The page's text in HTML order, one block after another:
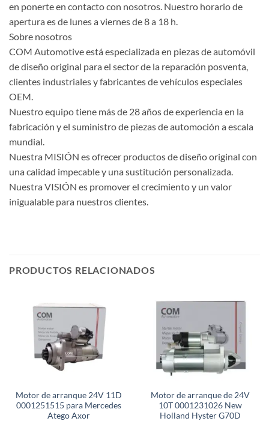
en ponerte en contacto con nosotros. Nuestro horario de
apertura es de lunes a viernes de 8 a 18 h.
Sobre nosotros
COM Automotive está especializada en piezas de automóvil
de diseño original para el sector de la reparación posventa,
clientes industriales y fabricantes de vehículos especiales
OEM.
Nuestro equipo tiene más de 28 años de experiencia en la
fabricación y el suministro de piezas de automoción a escala
mundial.
Nuestra MISIÓN es ofrecer productos de diseño original con
una calidad impecable y una sustitución personalizada.
Nuestra VISIÓN es promover el crecimiento y un valor
inigualable para nuestros clientes.
PRODUCTOS RELACIONADOS
Motor de arranque 24V 11D
0001251515 para Mercedes
Atego Axor
Motor de arranque de 24V
10T 0001231026 New
Holland Hyster G70D